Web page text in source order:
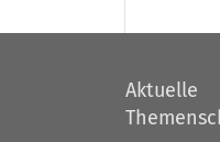
Aktuelle